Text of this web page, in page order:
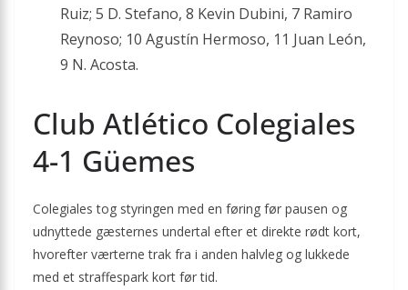
Ruiz; 5 D. Stefano, 8 Kevin Dubini, 7 Ramiro
Reynoso; 10 Agustín Hermoso, 11 Juan León,
9 N. Acosta.
Club Atlético Colegiales
4-1 Güemes
Colegiales tog styringen med en føring før pausen og
udnyttede gæsternes undertal efter et direkte rødt kort,
hvorefter værterne trak fra i anden halvleg og lukkede
med et straffespark kort før tid.